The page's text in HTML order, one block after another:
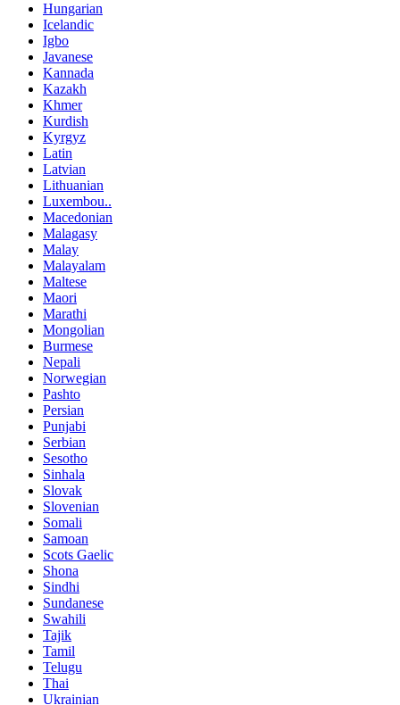
Hungarian
Icelandic
Igbo
Javanese
Kannada
Kazakh
Khmer
Kurdish
Kyrgyz
Latin
Latvian
Lithuanian
Luxembou..
Macedonian
Malagasy
Malay
Malayalam
Maltese
Maori
Marathi
Mongolian
Burmese
Nepali
Norwegian
Pashto
Persian
Punjabi
Serbian
Sesotho
Sinhala
Slovak
Slovenian
Somali
Samoan
Scots Gaelic
Shona
Sindhi
Sundanese
Swahili
Tajik
Tamil
Telugu
Thai
Ukrainian